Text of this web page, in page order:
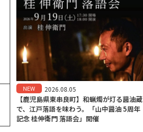
NEW 2026.08.05
【鹿児島県東串良町】和蝋燭が灯る醤油蔵
で、江戸落語を味わう。「山中醤油 5周年
記念 桂伸衛門 落語会」開催